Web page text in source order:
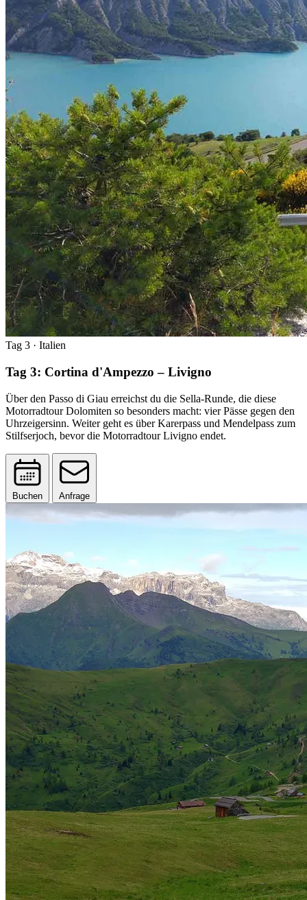
Tag 3 · Italien
Tag 3: Cortina d'Ampezzo – Livigno
Über den Passo di Giau erreichst du die Sella-Runde, die diese
Motorradtour Dolomiten so besonders macht: vier Pässe gegen den
Uhrzeigersinn. Weiter geht es über Karerpass und Mendelpass zum
Stilfserjoch, bevor die Motorradtour Livigno endet.
Buchen Anfrage